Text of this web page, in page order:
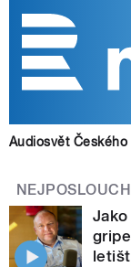
Audiosvět